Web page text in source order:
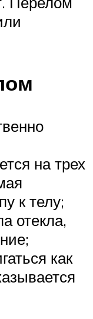
на трех
к телу;
отекла,
как